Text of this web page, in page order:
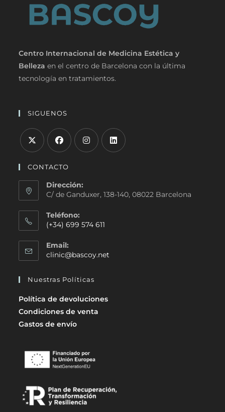
Centro Internacional de Medicina Estética y
Belleza en el centro de Barcelona con la última
tecnología en tratamientos.
SIGUENOS
CONTACTO
Dirección:
C/ de Ganduxer, 138-140, 08022 Barcelona
Teléfono:
(+34) 699 574 611
Email:
clinic@bascoy.net
Nuestras Políticas
Política de devoluciones
Condiciones de venta
Gastos de envío